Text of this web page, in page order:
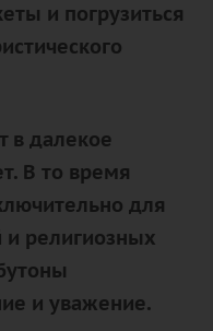
и погрузиться
в далекое
В то время
для
религиозных
и уважение.